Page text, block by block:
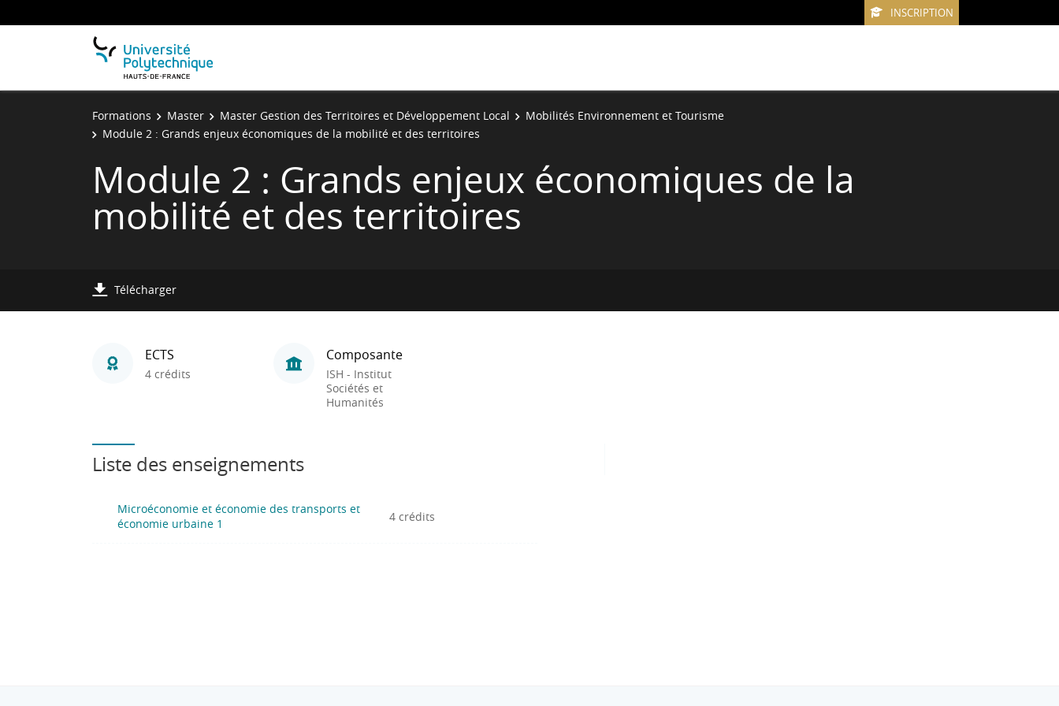
INSCRIPTION
Formations Master Master Gestion des Territoires et Développement Local
Mobilités Environnement et Tourisme
Module 2 : Grands enjeux économiques de la mobilité et des territoires
Module 2 : Grands enjeux économiques de la
mobilité et des territoires
Télécharger
ECTS
4 crédits
Composante
ISH - Institut
Sociétés et
Humanités
Liste des enseignements
Microéconomie et économie des transports et
économie urbaine 1
4 crédits